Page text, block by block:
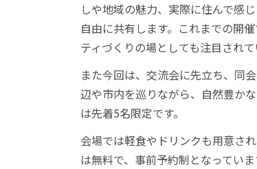
しや地域の魅力、実際に住んで感
自由に共有します。これまでの開
ティづくりの場としても注目されて
また今回は、交流会に先立ち、同
辺や市内を巡りながら、自然豊か
は先着5名限定です。
会場では軽食やドリンクも用意さ
は無料で、事前予約制となっていま